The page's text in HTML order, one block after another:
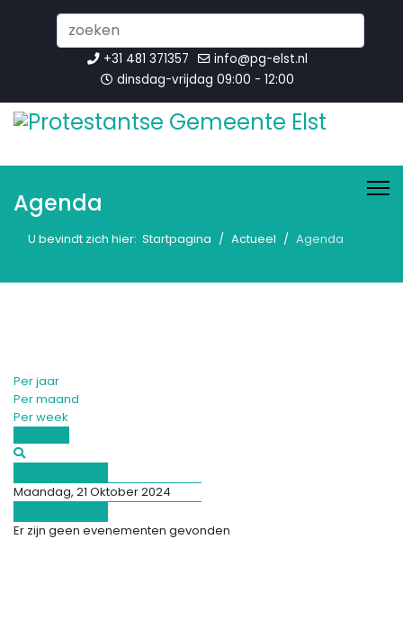
...
+31 481 371357
info@pg-elst.nl
dinsdag-vrijdag 09:00 - 12:00
Agenda
U bevindt zich hier: Startpagina Actueel Agenda
Per jaar
Per maand
Per week
Maandag, 21 Oktober 2024
Er zijn geen evenementen gevonden